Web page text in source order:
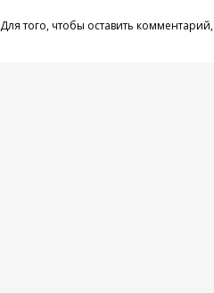
Для того, чтобы оставить комментарий,